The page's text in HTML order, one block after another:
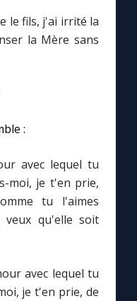
le fils, j'ai irrité la
la Mère sans
:
avec lequel tu
moi, je t'en prie,
tu l'aimes
qu'elle soit
avec lequel tu
je t'en prie, de